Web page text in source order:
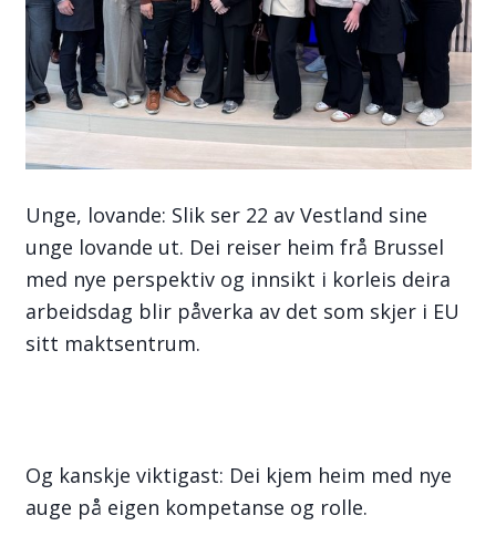
Unge, lovande: Slik ser 22 av Vestland sine
unge lovande ut. Dei reiser heim frå Brussel
med nye perspektiv og innsikt i korleis deira
arbeidsdag blir påverka av det som skjer i EU
sitt maktsentrum.
Og kanskje viktigast: Dei kjem heim med nye
auge på eigen kompetanse og rolle.